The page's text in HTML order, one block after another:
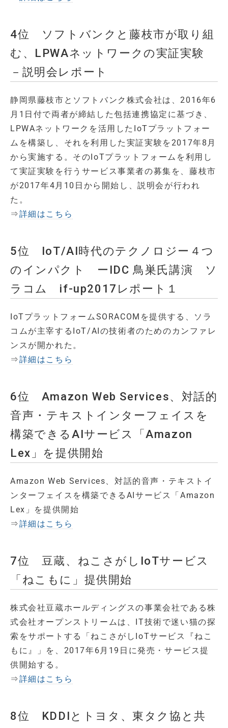
4位 ソフトバンクと藤枝市が取り組
む、LPWAネットワークの実証実験
－説明会レポート
静岡県藤枝市とソフトバンク株式会社は、2016年6
月1日付で両者が締結した包括連携協定に基づき、
LPWAネットワークを活用したIoTプラットフォー
ムを構築し、それを利用した実証実験を2017年8月
から実施する。そのIoTプラットフォームを利用し
て実証実験を行うサービス事業者の募集を、藤枝市
が2017年4月10日から開始し、説明会が行われ
た。
⇒詳細はこちら
5位 IoT/AI時代のテクノロジー４つ
のインパクト ーIDC 鳥巣氏講演 ソ
ラコム if-up2017レポート１
IoTプラットフォームSORACOMを提供する、ソラ
コムが主宰するIoT/AIの技術者のためのカンファレ
ンスが開かれた。
⇒詳細はこちら
6位 Amazon Web Services、対話的
音声・テキストインターフェイスを
構築できるAIサービス「Amazon
Lex」を提供開始
Amazon Web Services、対話的音声・テキストイ
ンターフェイスを構築できるAIサービス「Amazon
Lex」を提供開始
⇒詳細はこちら
7位 豆蔵、ねこさがしIoTサービス
「ねこもに」提供開始
株式会社豆蔵ホールディングスの事業会社である株
式会社オープンストリームは、IT技術で迷い猫の探
索をサポートする「ねこさがしIoTサービス『ねこ
もに』」を、2017年6月19日に発売・サービス提
供開始する。
⇒詳細はこちら
8位 KDDIとトヨタ、東タク協と共